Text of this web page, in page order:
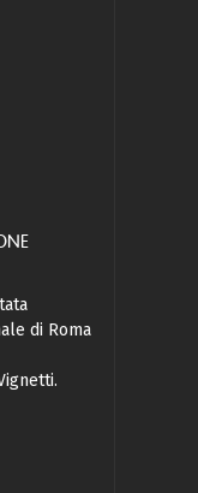
di Roma